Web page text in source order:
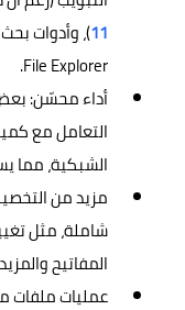
11)، وأدوات
File Explorer.
أداء محسّن:
التعامل مع
الشبكية، مما
مزيد من
شاملة، مثل
المفاتيح
عمليات ملفات